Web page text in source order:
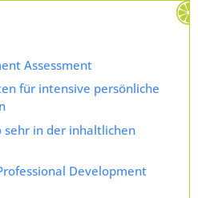
Assessment
für intensive persönliche
sehr in der inhaltlichen
Development